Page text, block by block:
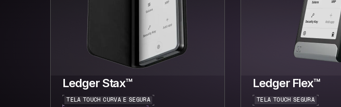
Ledger Stax™
TELA TOUCH CURVA E SEGURA
Ledger Flex™
TELA TOUCH SEGURA